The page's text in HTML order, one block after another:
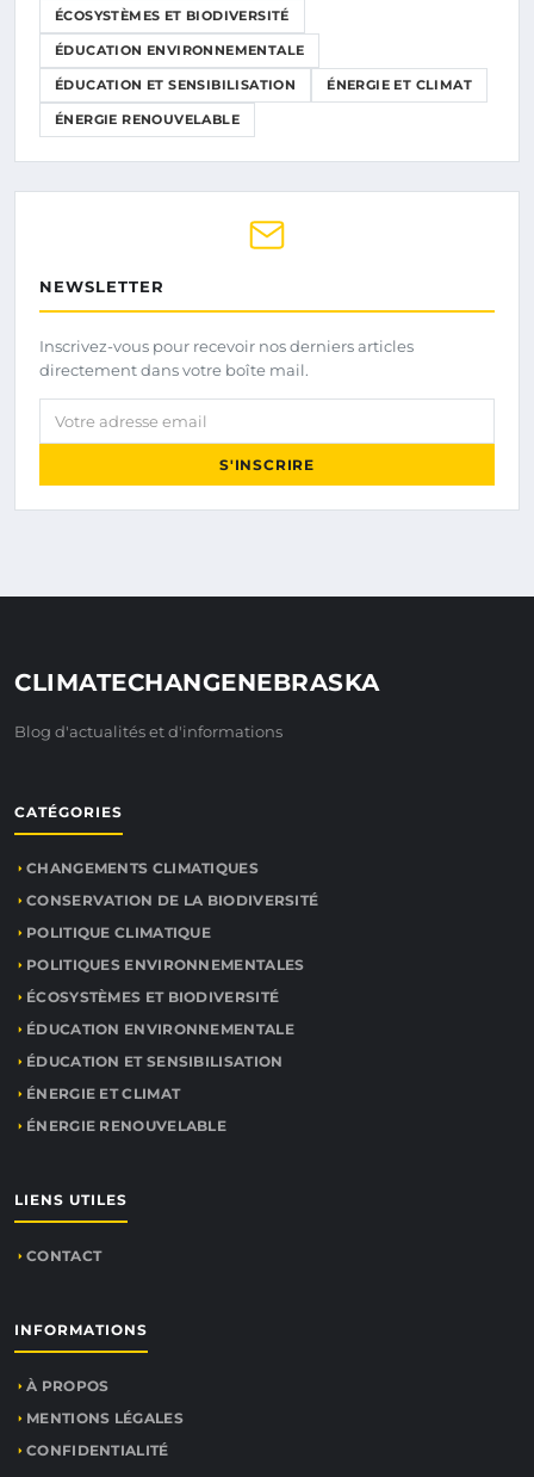
ÉCOSYSTÈMES ET BIODIVERSITÉ
ÉDUCATION ENVIRONNEMENTALE
ÉDUCATION ET SENSIBILISATION ÉNERGIE ET CLIMAT
ÉNERGIE RENOUVELABLE
NEWSLETTER
Inscrivez-vous pour recevoir nos derniers articles
directement dans votre boîte mail.
Votre adresse email
S'INSCRIRE
CLIMATECHANGENEBRASKA
Blog d'actualités et d'informations
CATÉGORIES
CHANGEMENTS CLIMATIQUES
CONSERVATION DE LA BIODIVERSITÉ
POLITIQUE CLIMATIQUE
POLITIQUES ENVIRONNEMENTALES
ÉCOSYSTÈMES ET BIODIVERSITÉ
ÉDUCATION ENVIRONNEMENTALE
ÉDUCATION ET SENSIBILISATION
ÉNERGIE ET CLIMAT
ÉNERGIE RENOUVELABLE
LIENS UTILES
CONTACT
INFORMATIONS
À PROPOS
MENTIONS LÉGALES
CONFIDENTIALITÉ